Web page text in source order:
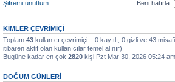
Şifremi unuttum
Beni hatırla
KIMLER ÇEVRIMIÇI
Toplam 43 kullanıcı çevrimiçi :: 0 kayıtlı, 0 gizli ve 43
itibaren aktif olan kullanıcılar temel alınır)
Bugüne kadar en çok 2820 kişi Pzt Mar 30, 2026 05:24
DOĞUM GÜNLERI